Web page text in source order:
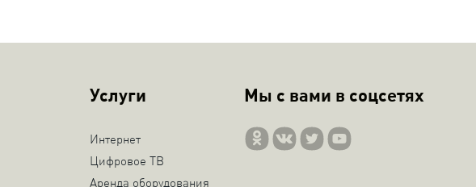
Услуги
Интернет
Цифровое ТВ
Аренда оборудования
Мы с вами в соцсетях